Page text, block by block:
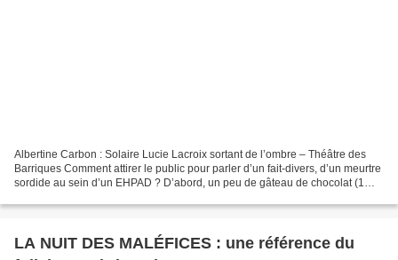
Albertine Carbon : Solaire Lucie Lacroix sortant de l’ombre – Théâtre des
Barriques Comment attirer le public pour parler d’un fait-divers, d’un meurtre
sordide au sein d’un EHPAD ? D’abord, un peu de gâteau de chocolat (1
LA NUIT DES MALÉFICES : une référence du